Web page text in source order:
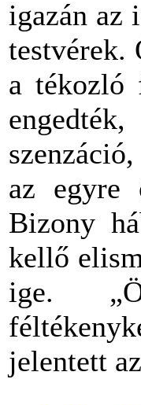
igazán az
testvérek.
a tékozló
az egyre
Bizony
kellő
ige.
jelentett